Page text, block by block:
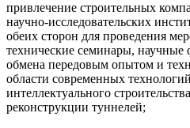
привлечение строительных
научно-исследовательских
обеих сторон для проведения
технические семинары,
обмена передовым опытом и
области современных
интеллектуального
реконструкции туннелей;